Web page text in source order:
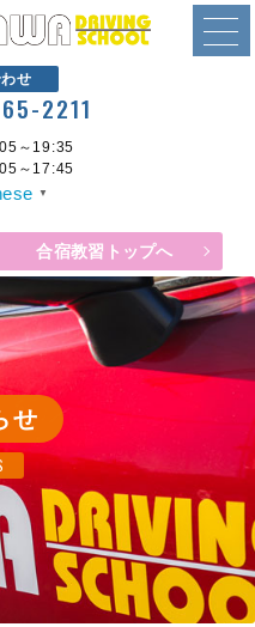
せ
2211
～19:35
～17:45
▼
合宿教習トップへ
せ